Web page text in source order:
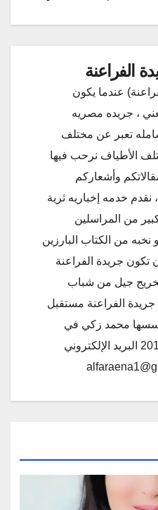
الفراعنة
عندما يكون
، جريده مصريه
تعبر عن مختلف
الأطياف نرحب فيها
وأشعاركم
نقدم خدمه إخباريه ثرية
من المراسلين
نخبه من الكتاب البارزين
تكون جريدة الفراعنة
جيل من شباب
جريدة الفراعنة مستقبل
محمد زكي في
ديسمبر 2011 البريد الإلكتروني